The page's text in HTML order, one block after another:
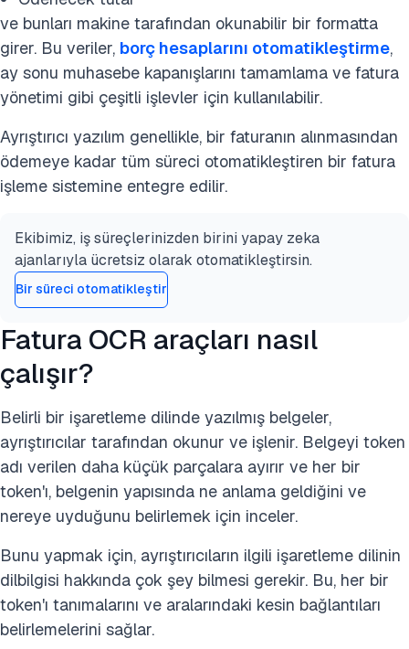
ve bunları makine tarafından okunabilir bir formatta
girer. Bu veriler, borç hesaplarını otomatikleştirme,
ay sonu muhasebe kapanışlarını tamamlama ve fatura
yönetimi gibi çeşitli işlevler için kullanılabilir.
Ayrıştırıcı yazılım genellikle, bir faturanın alınmasından
ödemeye kadar tüm süreci otomatikleştiren bir fatura
işleme sistemine entegre edilir.
Ekibimiz, iş süreçlerinizden birini yapay zeka
ajanlarıyla ücretsiz olarak otomatikleştirsin.
Bir süreci otomatikleştir
Fatura OCR araçları nasıl
çalışır?
Belirli bir işaretleme dilinde yazılmış belgeler,
ayrıştırıcılar tarafından okunur ve işlenir. Belgeyi token
adı verilen daha küçük parçalara ayırır ve her bir
token'ı, belgenin yapısında ne anlama geldiğini ve
nereye uyduğunu belirlemek için inceler.
Bunu yapmak için, ayrıştırıcıların ilgili işaretleme dilinin
dilbilgisi hakkında çok şey bilmesi gerekir. Bu, her bir
token'ı tanımalarını ve aralarındaki kesin bağlantıları
belirlemelerini sağlar.